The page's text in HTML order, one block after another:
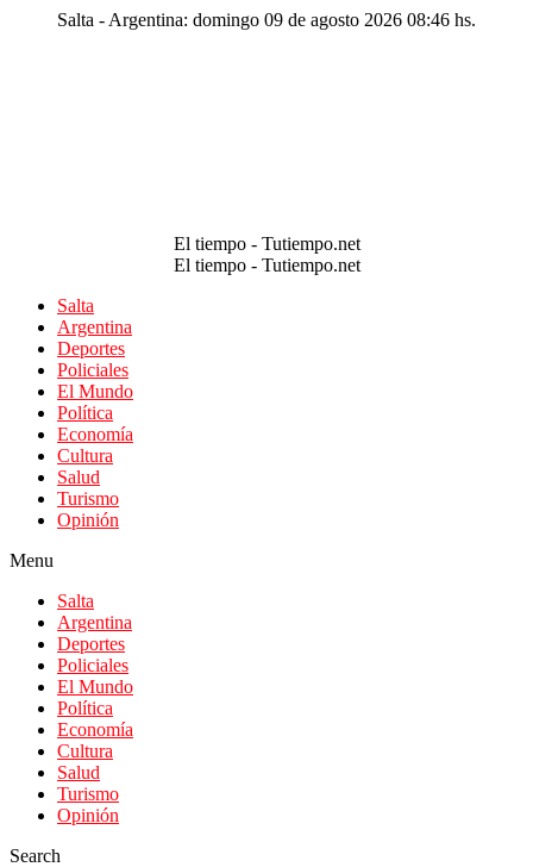
Salta - Argentina: domingo 09 de agosto 2026 08:46 hs.
El tiempo - Tutiempo.net
El tiempo - Tutiempo.net
Salta
Argentina
Deportes
Policiales
El Mundo
Política
Economía
Cultura
Salud
Turismo
Opinión
Menu
Salta
Argentina
Deportes
Policiales
El Mundo
Política
Economía
Cultura
Salud
Turismo
Opinión
Search